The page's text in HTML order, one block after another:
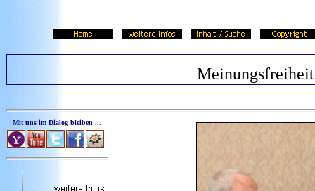
Meinungsfreiheit
Mit uns im Dialog bleiben ...